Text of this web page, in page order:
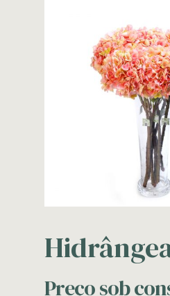
Preço sob